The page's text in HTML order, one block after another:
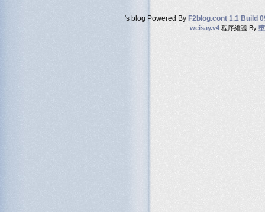
's blog Powered By F2blog.cont 1.1 Build
weisay.v4程序維護 By